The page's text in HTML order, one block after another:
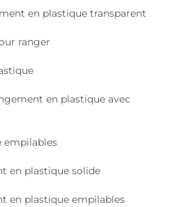
en plastique transparent
ranger
en plastique avec
empilables
en plastique solide
en plastique empilables